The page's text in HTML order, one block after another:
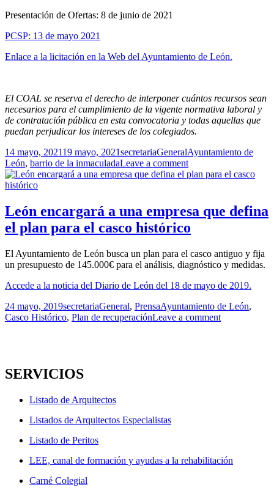
Presentación de Ofertas: 8 de junio de 2021
PCSP: 13 de mayo 2021
Enlace a la licitación en la Web del Ayuntamiento de León.
El COAL se reserva el derecho de interponer cuántos recursos sean
necesarios para el cumplimiento de la vigente normativa laboral y
de contratación pública en esta convocatoria y todas aquellas que
puedan perjudicar los intereses de los colegiados.
Publicado
el
14 mayo, 202119 mayo, 2021Autor
secretariaCategorías
GeneralEtiquetas
Ayuntamiento de
León, barrio de la inmaculadaLeave a comment
León encargará a una empresa que defina
el plan para el casco histórico
El Ayuntamiento de León busca un plan para el casco antiguo y fija
un presupuesto de 145.000€ para el análisis, diagnóstico y medidas.
Accede a la noticia del Diario de León del 18 de mayo de 2019.
Publicado
el
24 mayo, 2019Autor
secretariaCategorías
General, PrensaEtiquetas
Ayuntamiento de León,
Casco Histórico, Plan de recuperaciónLeave a comment
SERVICIOS
Listado de Arquitectos
Listados de Arquitectos Especialistas
Listado de Peritos
LEE, canal de formación y ayudas a la rehabilitación
Carné Colegial